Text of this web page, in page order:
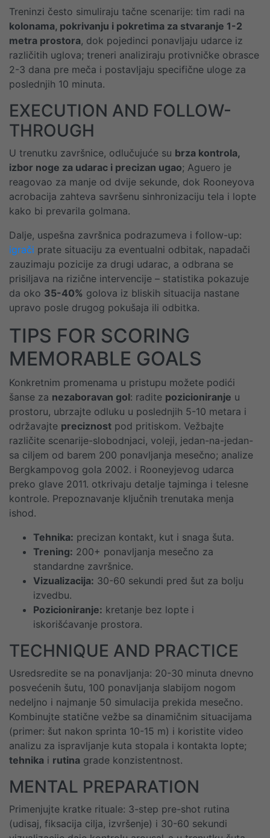
Treninzi često simuliraju tačne scenarije: tim radi na
kolonama, pokrivanju i pokretima za stvaranje 1-2
metra prostora, dok pojedinci ponavljaju udarce iz
različitih uglova; treneri analiziraju protivničke obrasce
2-3 dana pre meča i postavljaju specifične uloge za
poslednjih 10 minuta.
EXECUTION AND FOLLOW-
THROUGH
U trenutku završnice, odlučujuće su brza kontrola,
izbor noge za udarac i precizan ugao; Aguero je
reagovao za manje od dvije sekunde, dok Rooneyova
acrobacija zahteva savršenu sinhronizaciju tela i lopte
kako bi prevarila golmana.
Dalje, uspešna završnica podrazumeva i follow-up:
igrači prate situaciju za eventualni odbitak, napadači
zauzimaju pozicije za drugi udarac, a odbrana se
prisiljava na rizične intervencije – statistika pokazuje
da oko 35-40% golova iz bliskih situacija nastane
upravo posle drugog pokušaja ili odbitka.
TIPS FOR SCORING
MEMORABLE GOALS
Konkretnim promenama u pristupu možete podići
šanse za nezaboravan gol: radite pozicioniranje u
prostoru, ubrzajte odluku u poslednjih 5-10 metara i
održavajte preciznost pod pritiskom. Vežbajte
različite scenarije-slobodnjaci, voleji, jedan-na-jedan-
sa ciljem od barem 200 ponavljanja mesečno; analize
Bergkampovog gola 2002. i Rooneyjevog udarca
preko glave 2011. otkrivaju detalje tajminga i telesne
kontrole. Prepoznavanje ključnih trenutaka menja
ishod.
Tehnika: precizan kontakt, kut i snaga šuta.
Trening: 200+ ponavljanja mesečno za
standardne završnice.
Vizualizacija: 30-60 sekundi pred šut za bolju
izvedbu.
Pozicioniranje: kretanje bez lopte i
iskorišćavanje prostora.
TECHNIQUE AND PRACTICE
Usredsredite se na ponavljanja: 20-30 minuta dnevno
posvećenih šutu, 100 ponavljanja slabijom nogom
nedeljno i najmanje 50 simulacija prekida mesečno.
Kombinujte statične vežbe sa dinamičnim situacijama
(primer: šut nakon sprinta 10-15 m) i koristite video
analizu za ispravljanje kuta stopala i kontakta lopte;
tehnika i rutina grade konzistentnost.
MENTAL PREPARATION
Primenjujte kratke rituale: 3-step pre-shot rutina
(udisaj, fiksacija cilja, izvršenje) i 30-60 sekundi